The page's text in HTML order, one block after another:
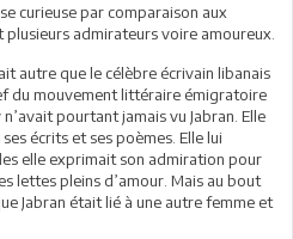
curieuse par comparaison aux
admirateurs voire amoureux.
autre que le célèbre écrivain libanais
du mouvement littéraire émigratoire
pourtant jamais vu Jabran. Elle
écrits et ses poèmes. Elle lui
elle exprimait son admiration pour
lettes pleins d’amour. Mais au bout
Jabran était lié à une autre femme et